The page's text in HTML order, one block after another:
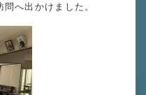
へ出かけました。
指導
の向上
と食育